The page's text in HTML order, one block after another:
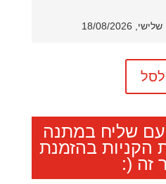
שליח במתנה
הקניות בהזמנת
זה (: